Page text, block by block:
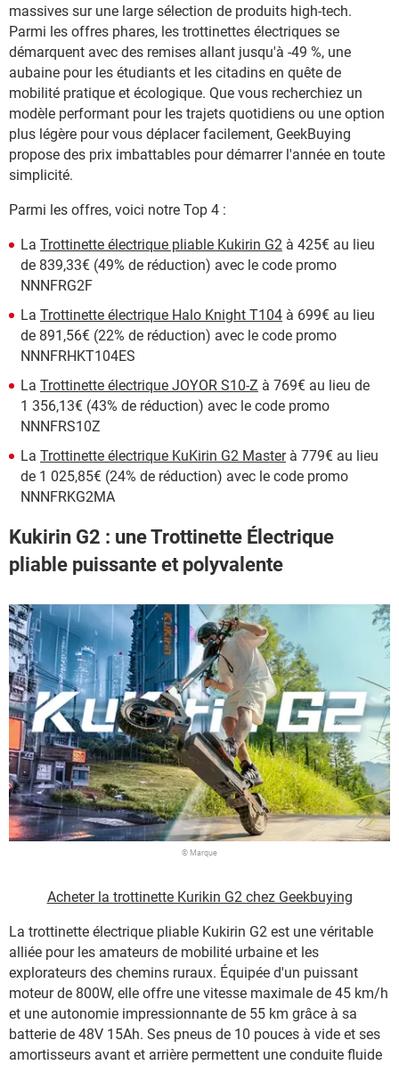
massives sur une large sélection de produits high-tech.
Parmi les offres phares, les trottinettes électriques se
démarquent avec des remises allant jusqu'à -49 %, une
aubaine pour les étudiants et les citadins en quête de
mobilité pratique et écologique. Que vous recherchiez un
modèle performant pour les trajets quotidiens ou une option
plus légère pour vous déplacer facilement, GeekBuying
propose des prix imbattables pour démarrer l'année en toute
simplicité.
Parmi les offres, voici notre Top 4 :
La Trottinette électrique pliable Kukirin G2 à 425€ au lieu
de 839,33€ (49% de réduction) avec le code promo
NNNFRG2F
La Trottinette électrique Halo Knight T104 à 699€ au lieu
de 891,56€ (22% de réduction) avec le code promo
NNNFRHKT104ES
La Trottinette électrique JOYOR S10-Z à 769€ au lieu de
1 356,13€ (43% de réduction) avec le code promo
NNNFRS10Z
La Trottinette électrique KuKirin G2 Masterà 779€ au lieu
de 1 025,85€ (24% de réduction) avec le code promo
NNNFRKG2MA
Kukirin G2 : une Trottinette Électrique
pliable puissante et polyvalente
© Marque
Acheter la trottinette Kurikin G2 chez Geekbuying
La trottinette électrique pliable Kukirin G2 est une véritable
alliée pour les amateurs de mobilité urbaine et les
explorateurs des chemins ruraux. Équipée d'un puissant
moteur de 800W, elle offre une vitesse maximale de 45 km/h
et une autonomie impressionnante de 55 km grâce à sa
batterie de 48V 15Ah. Ses pneus de 10 pouces à vide et ses
amortisseurs avant et arrière permettent une conduite fluide